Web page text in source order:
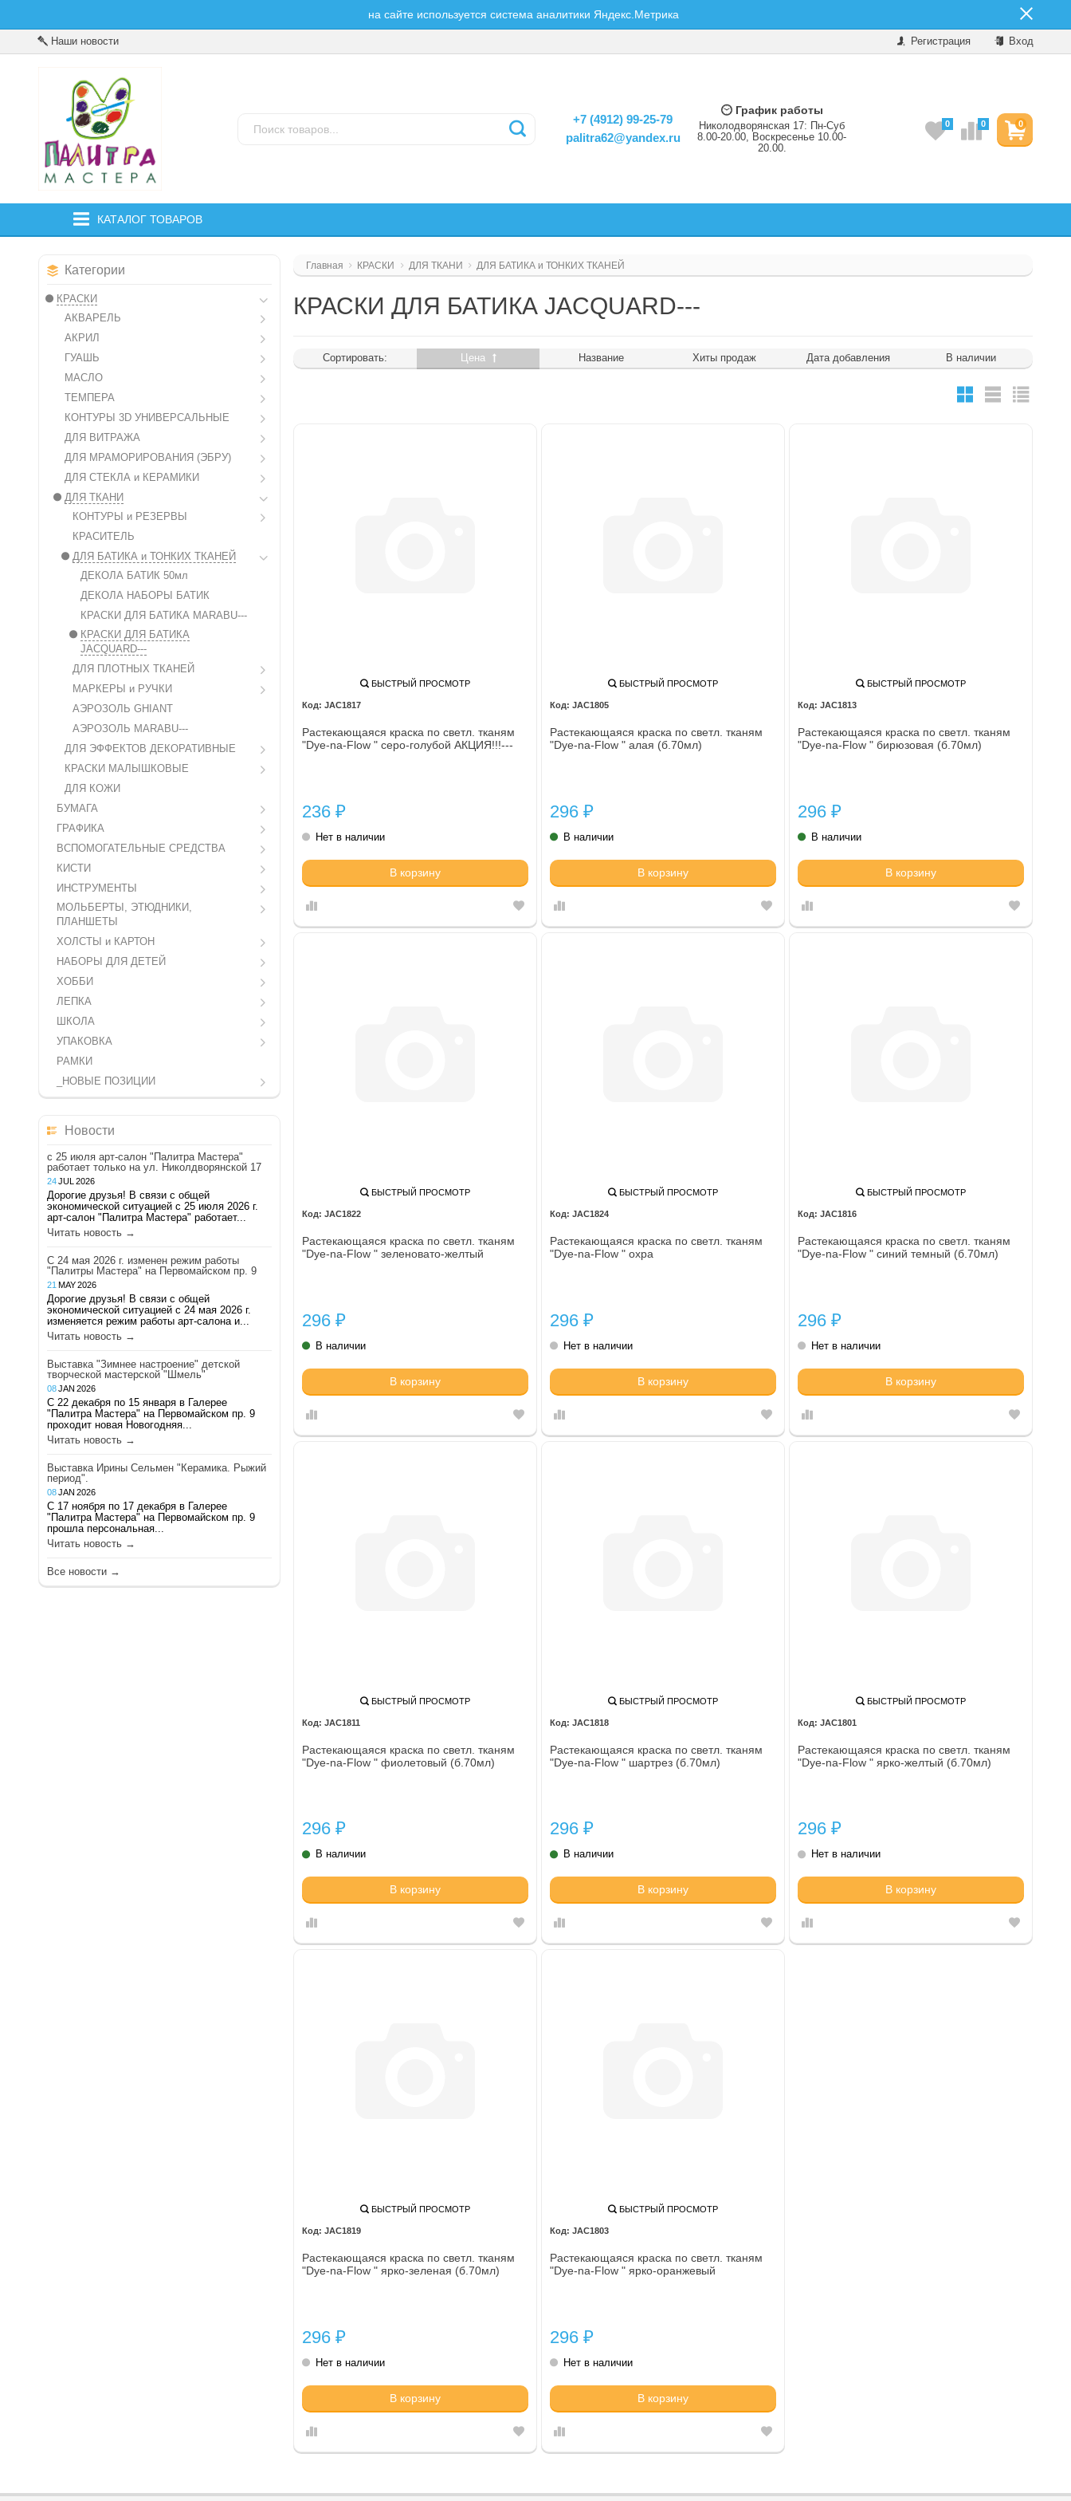
на сайте используется система аналитики Яндекс.Метрика
Наши новости Регистрация Вход
+7 (4912) 99-25-79
palitra62@yandex.ru
График работы
Николодворянская 17: Пн-Суб
8.00-20.00, Воскресенье 10.00-
20.00.
0
0 0
КАТАЛОГ ТОВАРОВ
Категории
КРАСКИ
АКВАРЕЛЬ
АКРИЛ
ГУАШЬ
МАСЛО
ТЕМПЕРА
КОНТУРЫ 3D УНИВЕРСАЛЬНЫЕ
ДЛЯ ВИТРАЖА
ДЛЯ МРАМОРИРОВАНИЯ (ЭБРУ)
ДЛЯ СТЕКЛА и КЕРАМИКИ
ДЛЯ ТКАНИ
КОНТУРЫ и РЕЗЕРВЫ
КРАСИТЕЛЬ
ДЛЯ БАТИКА и ТОНКИХ ТКАНЕЙ
ДЕКОЛА БАТИК 50мл
ДЕКОЛА НАБОРЫ БАТИК
КРАСКИ ДЛЯ БАТИКА MARABU---
КРАСКИ ДЛЯ БАТИКА
JACQUARD---
ДЛЯ ПЛОТНЫХ ТКАНЕЙ
МАРКЕРЫ и РУЧКИ
АЭРОЗОЛЬ GHIANT
АЭРОЗОЛЬ MARABU---
ДЛЯ ЭФФЕКТОВ ДЕКОРАТИВНЫЕ
КРАСКИ МАЛЫШКОВЫЕ
ДЛЯ КОЖИ
БУМАГА
ГРАФИКА
ВСПОМОГАТЕЛЬНЫЕ СРЕДСТВА
КИСТИ
ИНСТРУМЕНТЫ
МОЛЬБЕРТЫ, ЭТЮДНИКИ,
ПЛАНШЕТЫ
ХОЛСТЫ и КАРТОН
НАБОРЫ ДЛЯ ДЕТЕЙ
ХОББИ
ЛЕПКА
ШКОЛА
УПАКОВКА
РАМКИ
_НОВЫЕ ПОЗИЦИИ
Новости
с 25 июля арт-салон "Палитра Мастера"
работает только на ул. Николдворянской 17
24JUL 2026
Дорогие друзья! В связи с общей
экономической ситуацией с 25 июля 2026 г.
арт-салон "Палитра Мастера" работает...
Читать новость →
С 24 мая 2026 г. изменен режим работы
"Палитры Мастера" на Первомайском пр. 9
21 MAY2026
Дорогие друзья! В связи с общей
экономической ситуацией с 24 мая 2026 г.
изменяется режим работы арт-салона и...
Читать новость →
Выставка "Зимнее настроение" детской
творческой мастерской "Шмель"
08JAN 2026
С 22 декабря по 15 января в Галерее
"Палитра Мастера" на Первомайском пр. 9
проходит новая Новогодняя...
Читать новость →
Выставка Ирины Сельмен "Керамика. Рыжий
период".
08JAN 2026
С 17 ноября по 17 декабря в Галерее
"Палитра Мастера" на Первомайском пр. 9
прошла персональная...
Читать новость →
Все новости →
Главная КРАСКИ ДЛЯ ТКАНИ ДЛЯ БАТИКА и ТОНКИХ ТКАНЕЙ
КРАСКИ ДЛЯ БАТИКА JACQUARD---
Сортировать: Цена Название Хиты продаж Дата добавления В наличии
БЫСТРЫЙ ПРОСМОТР
JAC1817
Растекающаяся краска по светл. тканям
"Dye-na-Flow " серо-голубой АКЦИЯ!!!---
236 ₽
Нет в наличии
В корзину
БЫСТРЫЙ ПРОСМОТР
JAC1805
Растекающаяся краска по светл. тканям
"Dye-na-Flow " алая (б.70мл)
296 ₽
В наличии
В корзину
БЫСТРЫЙ ПРОСМОТР
JAC1813
Растекающаяся краска по светл. тканям
"Dye-na-Flow " бирюзовая (б.70мл)
296 ₽
В наличии
В корзину
БЫСТРЫЙ ПРОСМОТР
JAC1822
Растекающаяся краска по светл. тканям
"Dye-na-Flow " зеленовато-желтый
296 ₽
В наличии
В корзину
БЫСТРЫЙ ПРОСМОТР
JAC1824
Растекающаяся краска по светл. тканям
"Dye-na-Flow " охра
296 ₽
Нет в наличии
В корзину
БЫСТРЫЙ ПРОСМОТР
JAC1816
Растекающаяся краска по светл. тканям
"Dye-na-Flow " синий темный (б.70мл)
296 ₽
Нет в наличии
В корзину
БЫСТРЫЙ ПРОСМОТР
JAC1811
Растекающаяся краска по светл. тканям
"Dye-na-Flow " фиолетовый (б.70мл)
296 ₽
В наличии
В корзину
БЫСТРЫЙ ПРОСМОТР
JAC1818
Растекающаяся краска по светл. тканям
"Dye-na-Flow " шартрез (б.70мл)
296 ₽
В наличии
В корзину
БЫСТРЫЙ ПРОСМОТР
JAC1801
Растекающаяся краска по светл. тканям
"Dye-na-Flow " ярко-желтый (б.70мл)
296 ₽
Нет в наличии
В корзину
БЫСТРЫЙ ПРОСМОТР
JAC1819
Растекающаяся краска по светл. тканям
"Dye-na-Flow " ярко-зеленая (б.70мл)
296 ₽
Нет в наличии
В корзину
БЫСТРЫЙ ПРОСМОТР
JAC1803
Растекающаяся краска по светл. тканям
"Dye-na-Flow " ярко-оранжевый
296 ₽
Нет в наличии
В корзину